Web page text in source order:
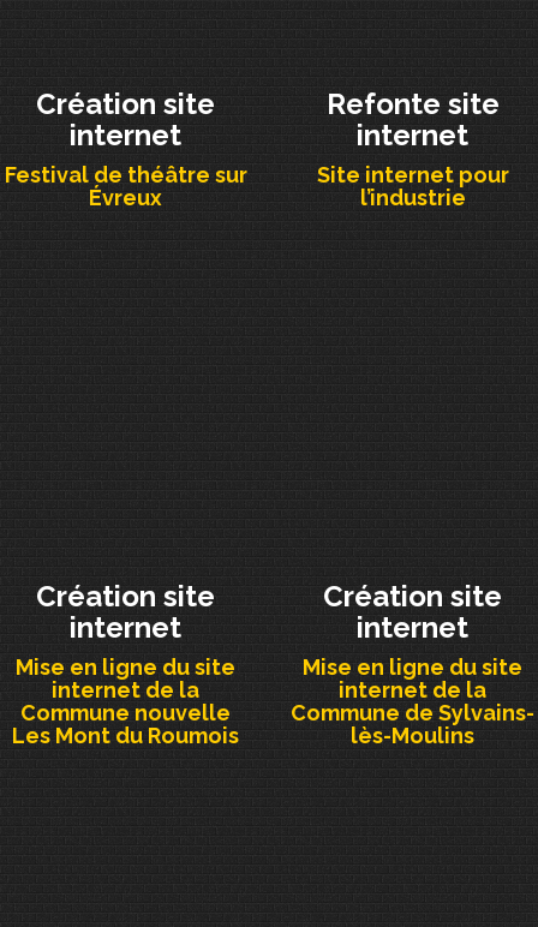
Création site
internet
Festival de théâtre sur
Évreux
Refonte site
internet
Site internet pour
l’industrie
Création site
internet
Mise en ligne du site
internet de la
Commune nouvelle
Les Mont du Roumois
Création site
internet
Mise en ligne du site
internet de la
Commune de Sylvains-
lès-Moulins